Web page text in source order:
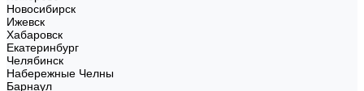
Новосибирск
Ижевск
Хабаровск
Екатеринбург
Челябинск
Набережные Челны
Барнаул